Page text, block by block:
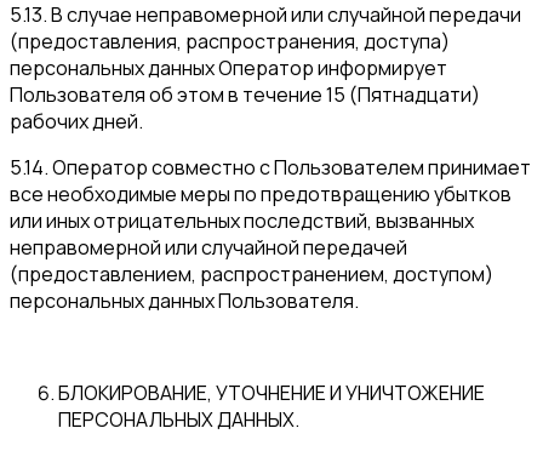
5.13. В случае неправомерной или случайной передачи
(предоставления, распространения, доступа)
персональных данных Оператор информирует
Пользователя об этом в течение 15 (Пятнадцати)
рабочих дней.
5.14. Оператор совместно с Пользователем принимает
все необходимые меры по предотвращению убытков
или иных отрицательных последствий, вызванных
неправомерной или случайной передачей
(предоставлением, распространением, доступом)
персональных данных Пользователя.
БЛОКИРОВАНИЕ, УТОЧНЕНИЕ И УНИЧТОЖЕНИЕ
ПЕРСОНАЛЬНЫХ ДАННЫХ.